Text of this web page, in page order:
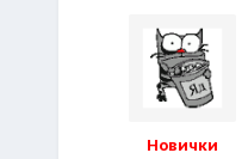
Новички